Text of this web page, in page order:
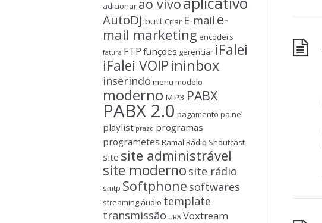
adicionar ao vivo
AutoDJ butt Criar E-mail e-
mail marketing encoders
fatura FTP funções gerenciar iFalei
iFalei VOIPininbox
inserindo menu modelo
moderno MP3 PABX
PABX 2.0 pagamento painel
playlist prazo programas
programetes Ramal Rádio Shoutcast
site site administrável
site moderno site rádio
smtp Softphone softwares
streaming áudio template
transmissão URA Voxtream